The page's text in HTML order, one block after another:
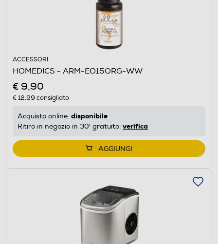
ACCESSORI
HOMEDICS - ARM-EO15ORG-WW
€ 9,90
€ 12,99 consigliato
Acquisto online: disponibile
Ritiro in negozio in 30' gratuito: verifica
AGGIUNGI